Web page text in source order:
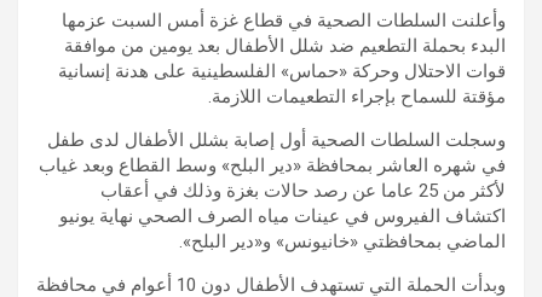
وأعلنت السلطات الصحية في قطاع غزة أمس السبت عزمها
البدء بحملة التطعيم ضد شلل الأطفال بعد يومين من موافقة
قوات الاحتلال وحركة «حماس» الفلسطينية على هدنة إنسانية
مؤقتة للسماح بإجراء التطعيمات اللازمة.
وسجلت السلطات الصحية أول إصابة بشلل الأطفال لدى طفل
في شهره العاشر بمحافظة «دير البلح» وسط القطاع وبعد غياب
لأكثر من 25 عاما عن رصد حالات بغزة وذلك في أعقاب
اكتشاف الفيروس في عينات مياه الصرف الصحي نهاية يونيو
الماضي بمحافظتي «خانيونس» و«دير البلح».
وبدأت الحملة التي تستهدف الأطفال دون 10 أعوام في محافظة